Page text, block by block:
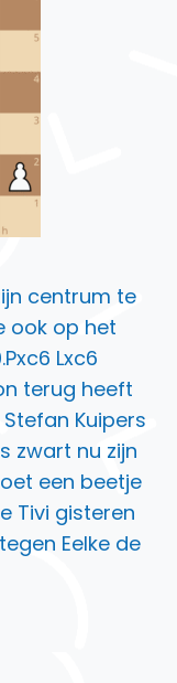
centrum te
ook op het
Lxc6
terug heeft
Kuipers
zwart nu zijn
een beetje
Tivi gisteren
Eelke de